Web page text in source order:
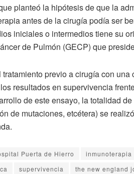
planteó la hipótesis de que la
antes de la cirugía podía ser
iniciales o intermedios tiene su
de Pulmón (GECP) que
previo a cirugía con una
resultados en supervivencia
de este ensayo, la totalidad
de mutaciones, etcétera) se
Puerta de Hierro inmunoterapia
supervivencia the new england